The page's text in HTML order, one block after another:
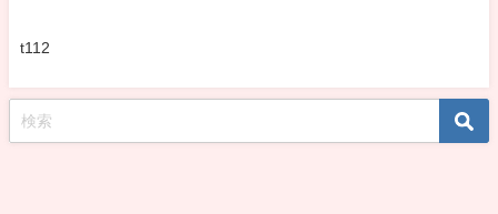
t112